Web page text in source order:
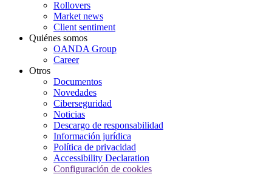
Rollovers
Market news
Client sentiment
Quiénes somos
OANDA Group
Career
Otros
Documentos
Novedades
Ciberseguridad
Noticias
Descargo de responsabilidad
Información jurídica
Política de privacidad
Accessibility Declaration
Configuración de cookies